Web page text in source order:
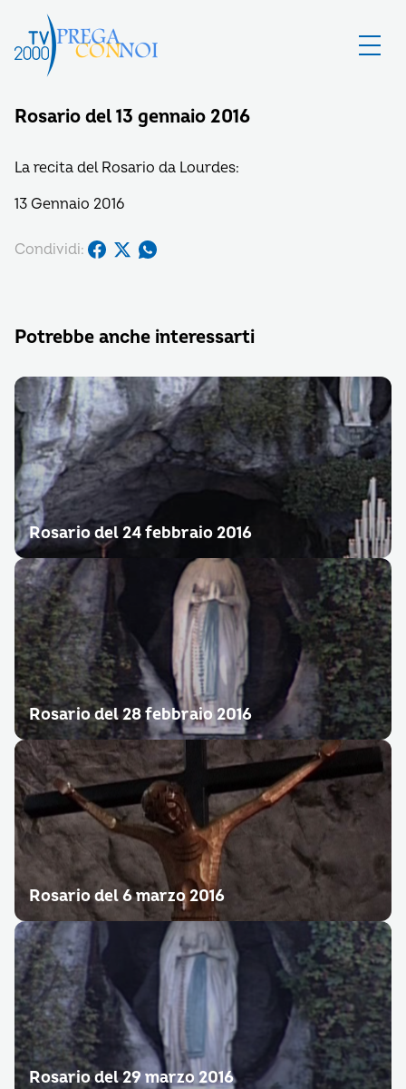
Rosario del 13 gennaio 2016
La recita del Rosario da Lourdes:
13 Gennaio 2016
Condividi:
Potrebbe anche interessarti
Rosario del 24 febbraio 2016
Rosario del 28 febbraio 2016
Rosario del 6 marzo 2016
Rosario del 29 marzo 2016